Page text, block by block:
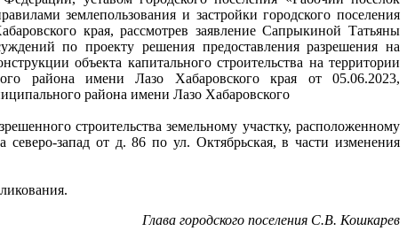
землепользования и застройки городского поселения
края, рассмотрев заявление Сапрыкиной Татьяны
по проекту решения предоставления разрешения на
объекта капитального строительства на территории
района имени Лазо Хабаровского края от 05.06.2023,
района имени Лазо Хабаровского
строительства земельному участку, расположенному
запад от д. 86 по ул. Октябрьская, в части изменения
Глава городского поселения С.В. Кошкарев